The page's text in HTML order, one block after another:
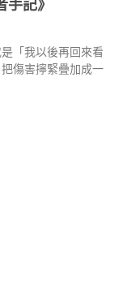
記》
「我以後再回來看
傷害擰緊疊加成一